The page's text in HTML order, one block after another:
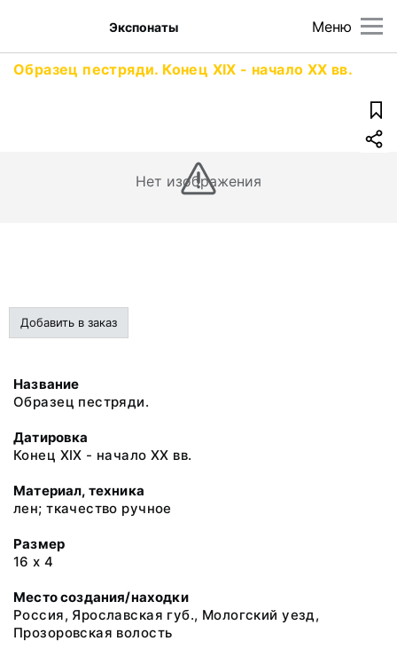
Меню
Экспонаты
Образец пестряди. Конец XIX - начало XX вв.
Нет изображения
Добавить в заказ
Название
Образец пестряди.
Датировка
Конец XIX - начало XX вв.
Материал, техника
лен; ткачество ручное
Размер
16 х 4
Место создания/находки
Россия, Ярославская губ., Мологский уезд,
Прозоровская волость